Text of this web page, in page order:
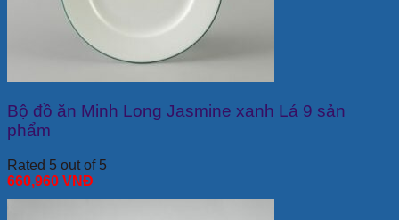
Bộ đồ ăn Minh Long Jasmine xanh Lá 9 sản
phẩm
Rated 5 out of 5
660,960 VNĐ